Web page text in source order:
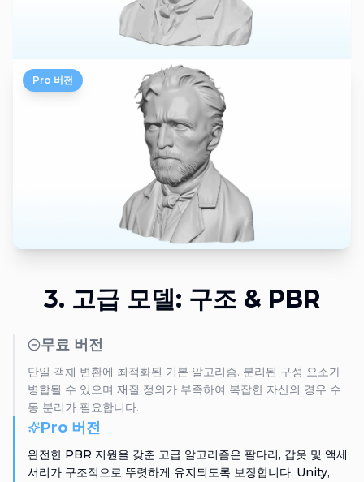
Pro 버전
3. 고급 모델: 구조 & PBR
무료 버전
단일 객체 변환에 최적화된 기본 알고리즘. 분리된 구성 요소가
병합될 수 있으며 재질 정의가 부족하여 복잡한 자산의 경우 수
동 분리가 필요합니다.
Pro 버전
완전한 PBR 지원을 갖춘 고급 알고리즘은 팔다리, 갑옷 및 액세
서리가 구조적으로 뚜렷하게 유지되도록 보장합니다. Unity,